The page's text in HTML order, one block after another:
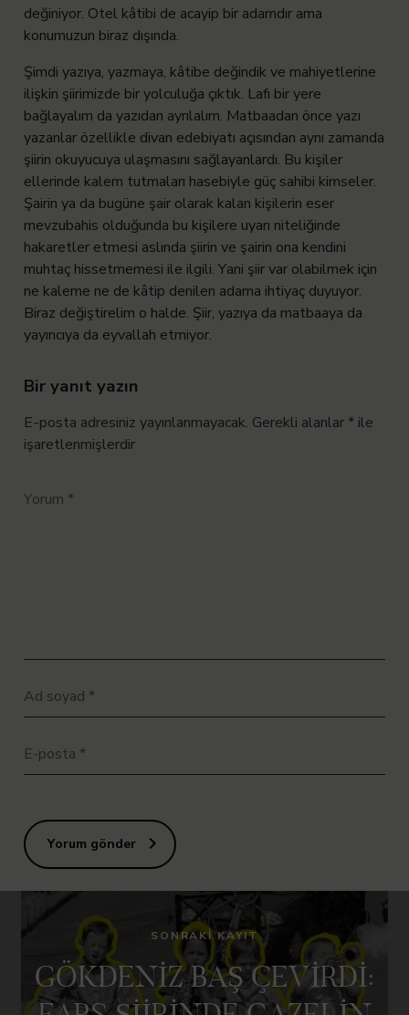
değiniyor. Otel kâtibi de acayip bir adamdır ama
konumuzun biraz dışında.
Şimdi yazıya, yazmaya, kâtibe değindik ve mahiyetlerine
ilişkin şiirimizde bir yolculuğa çıktık. Lafı bir yere
bağlayalım da yazıdan ayrılalım. Matbaadan önce yazı
yazanlar özellikle divan edebiyatı açısından aynı zamanda
şiirin okuyucuya ulaşmasını sağlayanlardı. Bu kişiler
ellerinde kalem tutmaları hasebiyle güç sahibi kimseler.
Şairin ya da bugüne şair olarak kalan kişilerin eser
mevzubahis olduğunda bu kişilere uyarı niteliğinde
hakaretler etmesi aslında şiirin ve şairin ona kendini
muhtaç hissetmemesi ile ilgili. Yani şiir var olabilmek için
ne kaleme ne de kâtip denilen adama ihtiyaç duyuyor.
Biraz değiştirelim o halde. Şiir, yazıya da matbaaya da
yayıncıya da eyvallah etmiyor.
Bir yanıt yazın
E-posta adresiniz yayınlanmayacak. Gerekli alanlar *ile
işaretlenmişlerdir
Yorum *
Ad soyad *
E-posta *
Yorum gönder
SONRAKI KAYIT
GÖKDENİZ BAŞ ÇEVİRDİ: